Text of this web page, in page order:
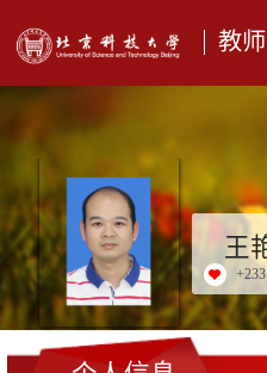
教
王
+233